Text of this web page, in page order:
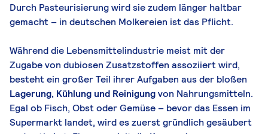
Durch Pasteurisierung wird sie zudem länger haltbar
gemacht – in deutschen Molkereien ist das Pflicht.
Während die Lebensmittelindustrie meist mit der
Zugabe von dubiosen Zusatzstoffen assoziiert wird,
besteht ein großer Teil ihrer Aufgaben aus der bloßen
Lagerung, Kühlung und Reinigungvon Nahrungsmitteln.
Egal ob Fisch, Obst oder Gemüse – bevor das Essen im
Supermarkt landet, wird es zuerst gründlich gesäubert